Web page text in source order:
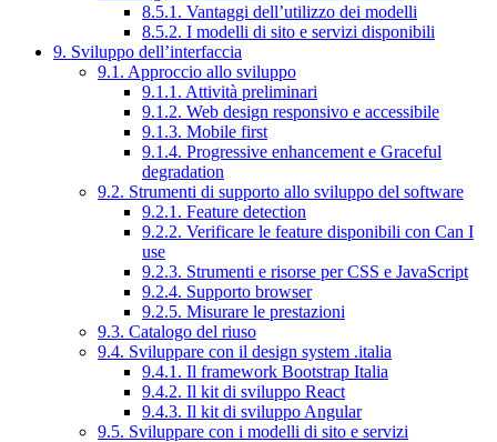
8.5.1. Vantaggi dell’utilizzo dei modelli
8.5.2. I modelli di sito e servizi disponibili
9. Sviluppo dell’interfaccia
9.1. Approccio allo sviluppo
9.1.1. Attività preliminari
9.1.2. Web design responsivo e accessibile
9.1.3. Mobile first
9.1.4. Progressive enhancement e Graceful
degradation
9.2. Strumenti di supporto allo sviluppo del software
9.2.1. Feature detection
9.2.2. Verificare le feature disponibili con Can I
use
9.2.3. Strumenti e risorse per CSS e JavaScript
9.2.4. Supporto browser
9.2.5. Misurare le prestazioni
9.3. Catalogo del riuso
9.4. Sviluppare con il design system .italia
9.4.1. Il framework Bootstrap Italia
9.4.2. Il kit di sviluppo React
9.4.3. Il kit di sviluppo Angular
9.5. Sviluppare con i modelli di sito e servizi